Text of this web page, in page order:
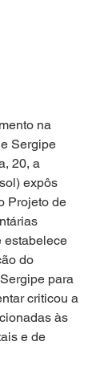
na
Sergipe
20, a
expôs
Projeto de
estabelece
do
para
criticou a
às
e de